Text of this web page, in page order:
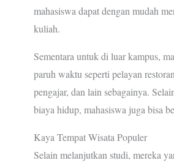
mahasiswa dapat dengan mudah
kuliah.
Sementara untuk di luar kampus,
paruh waktu seperti pelayan
pengajar, dan lain sebagainya.
biaya hidup, mahasiswa juga bisa
Kaya Tempat Wisata Populer
Selain melanjutkan studi, mereka